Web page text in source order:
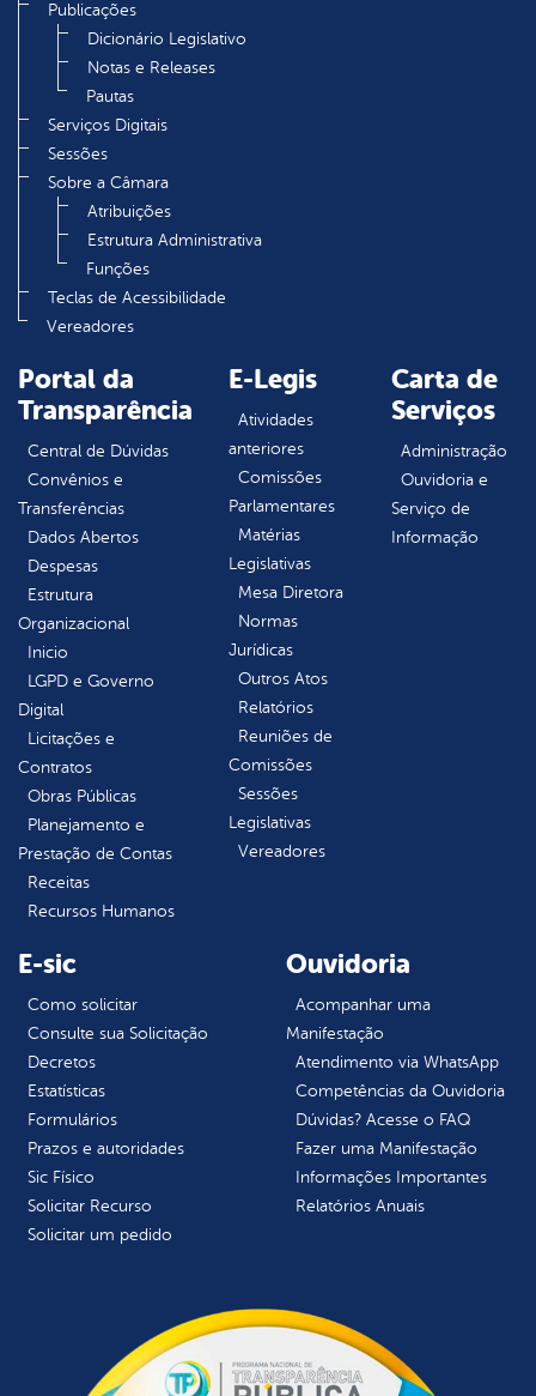
Publicações
Dicionário Legislativo
Notas e Releases
Pautas
Serviços Digitais
Sessões
Sobre a Câmara
Atribuições
Estrutura Administrativa
Funções
Teclas de Acessibilidade
Vereadores
Portal da
Transparência
Central de Dúvidas
Convênios e
Transferências
Dados Abertos
Despesas
Estrutura
Organizacional
Inicio
LGPD e Governo
Digital
Licitações e
Contratos
Obras Públicas
Planejamento e
Prestação de Contas
Receitas
Recursos Humanos
E-Legis
Atividades
anteriores
Comissões
Parlamentares
Matérias
Legislativas
Mesa Diretora
Normas
Jurídicas
Outros Atos
Relatórios
Reuniões de
Comissões
Sessões
Legislativas
Vereadores
Carta de
Serviços
Administração
Ouvidoria e
Serviço de
Informação
E-sic
Como solicitar
Consulte sua Solicitação
Decretos
Estatísticas
Formulários
Prazos e autoridades
Sic Físico
Solicitar Recurso
Solicitar um pedido
Ouvidoria
Acompanhar uma
Manifestação
Atendimento via WhatsApp
Competências da Ouvidoria
Dúvidas? Acesse o FAQ
Fazer uma Manifestação
Informações Importantes
Relatórios Anuais